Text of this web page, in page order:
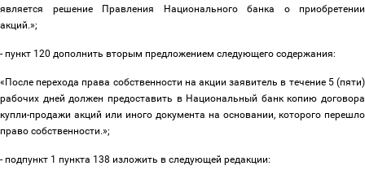
является решение Правления Национального банка о приобретении
акций.»;
- пункт 120 дополнить вторым предложением следующего содержания:
«После перехода права собственности на акции заявитель в течение 5 (пяти)
рабочих дней должен предоставить в Национальный банк копию договора
купли-продажи акций или иного документа на основании, которого перешло
право собственности.»;
- подпункт 1 пункта 138 изложить в следующей редакции: